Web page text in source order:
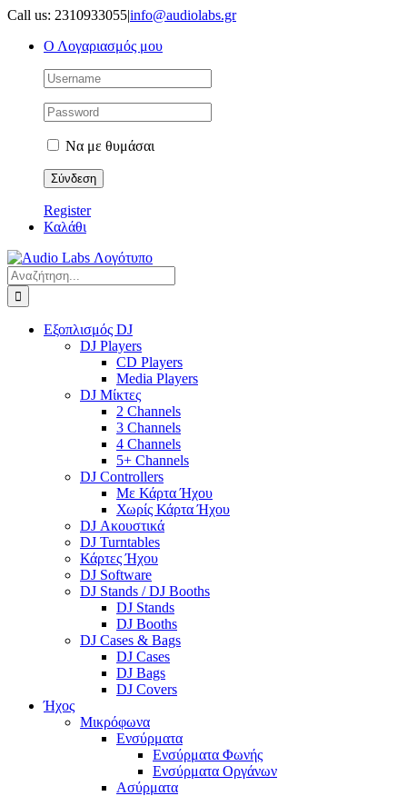
Μετάβαση
περιεχόμενο
Call us: 2310933055|info@audiolabs.gr
Ο Λογαριασμός μου
Να με θυμάσαι
Register
Καλάθι
Αναζήτηση
για:
Εξοπλισμός DJ
DJ Players
CD Players
Media Players
DJ Μίκτες
2 Channels
3 Channels
4 Channels
5+ Channels
DJ Controllers
Με Κάρτα Ήχου
Χωρίς Κάρτα Ήχου
DJ Ακουστικά
DJ Turntables
Κάρτες Ήχου
DJ Software
DJ Stands / DJ Booths
DJ Stands
DJ Booths
DJ Cases & Bags
DJ Cases
DJ Bags
DJ Covers
Ήχος
Μικρόφωνα
Ενσύρματα
Ενσύρματα Φωνής
Ενσύρματα Οργάνων
Ασύρματα